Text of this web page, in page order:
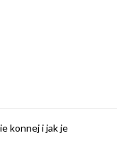
konnej i jak je